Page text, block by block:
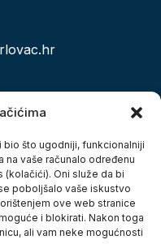
što ugodniji, funkcionalniji
na vaše računalo određenu
Oni služe da bi
poboljšalo vaše iskustvo
ove web stranice
i blokirati. Nakon toga
ali vam neke mogućnosti